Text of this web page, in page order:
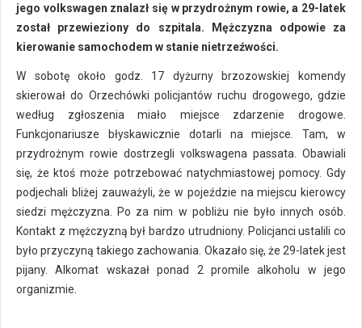
jego volkswagen znalazł się w przydrożnym rowie, a 29-latek
został przewieziony do szpitala. Mężczyzna odpowie za
kierowanie samochodem w stanie nietrzeźwości.
W sobotę około godz. 17 dyżurny brzozowskiej komendy
skierował do Orzechówki policjantów ruchu drogowego, gdzie
według zgłoszenia miało miejsce zdarzenie drogowe.
Funkcjonariusze błyskawicznie dotarli na miejsce. Tam, w
przydrożnym rowie dostrzegli volkswagena passata. Obawiali
się, że ktoś może potrzebować natychmiastowej pomocy. Gdy
podjechali bliżej zauważyli, że w pojeździe na miejscu kierowcy
siedzi mężczyzna. Po za nim w pobliżu nie było innych osób.
Kontakt z mężczyzną był bardzo utrudniony. Policjanci ustalili co
było przyczyną takiego zachowania. Okazało się, że 29-latek jest
pijany. Alkomat wskazał ponad 2 promile alkoholu w jego
organizmie.